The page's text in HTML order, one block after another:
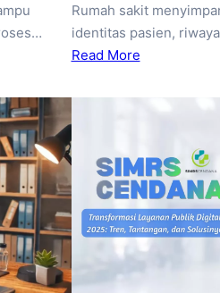
Rumah sakit
identitas pasien,
Read More